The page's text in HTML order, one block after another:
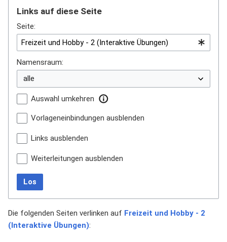
Links auf diese Seite
Seite:
Namensraum:
Auswahl umkehren
Vorlageneinbindungen ausblenden
Links ausblenden
Weiterleitungen ausblenden
Los
Die folgenden Seiten verlinken auf Freizeit und Hobby - 2
(Interaktive Übungen):